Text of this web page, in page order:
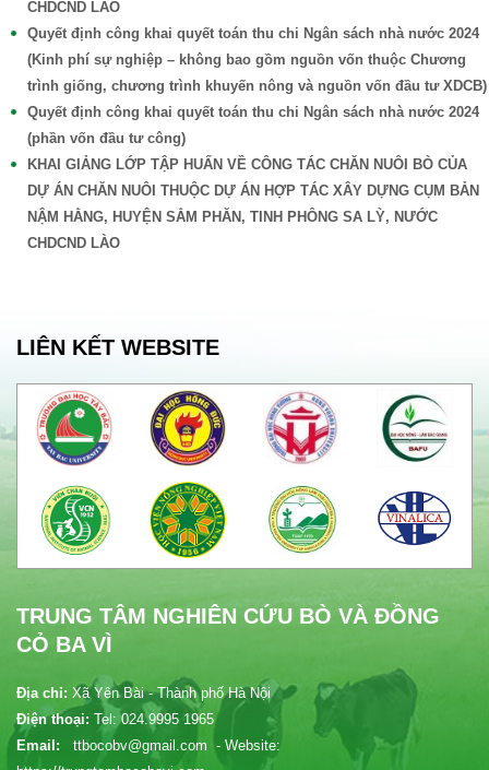
CHDCND LÀO
Quyết định công khai quyết toán thu chi Ngân sách nhà nước 2024
(Kinh phí sự nghiệp – không bao gồm nguồn vốn thuộc Chương
trình giống, chương trình khuyến nông và nguồn vốn đầu tư XDCB)
Quyết định công khai quyết toán thu chi Ngân sách nhà nước 2024
(phần vốn đầu tư công)
KHAI GIẢNG LỚP TẬP HUẤN VỀ CÔNG TÁC CHĂN NUÔI BÒ CỦA
DỰ ÁN CHĂN NUÔI THUỘC DỰ ÁN HỢP TÁC XÂY DỰNG CỤM BẢN
NẬM HẰNG, HUYỆN SẲM PHĂN, TINH PHÔNG SA LỲ, NƯỚC
CHDCND LÀO
LIÊN KẾT WEBSITE
TRUNG TÂM NGHIÊN CỨU BÒ VÀ ĐỒNG
CỎ BA VÌ
Địa chỉ: Xã Yên Bài - Thành phố Hà Nội
Điện thoại: Tel: 024.9995 1965
Email:
ttbocobv@gmail.com - Website: